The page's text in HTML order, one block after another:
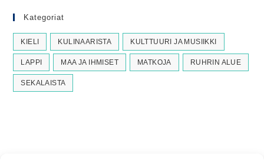
Kategoriat
KIELI KULINAARISTA KULTTUURI JA MUSIIKKI
LAPPI MAA JA IHMISET MATKOJA RUHRIN ALUE
SEKALAISTA